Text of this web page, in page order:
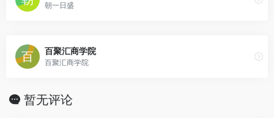
朝一日盛
百聚汇商学院
百聚汇商学院
暂无评论